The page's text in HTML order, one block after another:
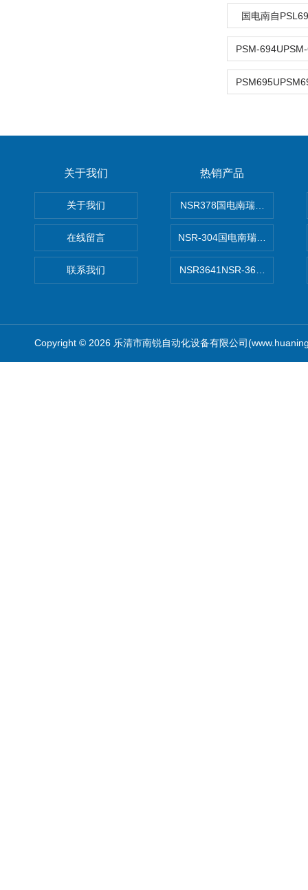
国电南自
关于我们
关于我们
在线留言
联系我们
热销产品
NSR378国电南瑞NSR-378变
NSR-304国电南瑞NSR-304
NSR3641NSR-3641系列备用
Copyright © 2026 乐清市南锐自动化设备有限公司